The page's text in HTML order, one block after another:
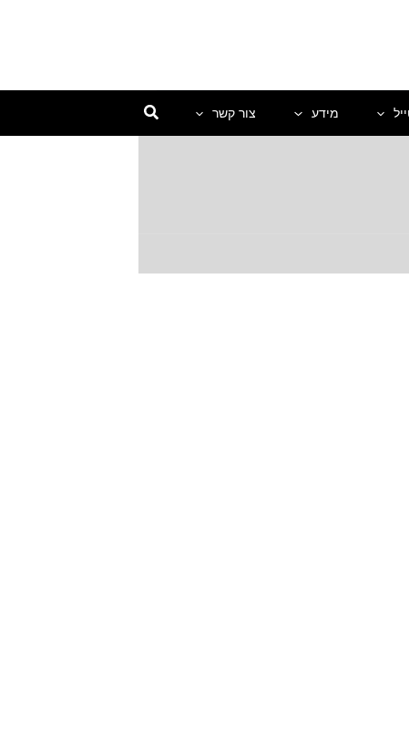
מידע צור קשר